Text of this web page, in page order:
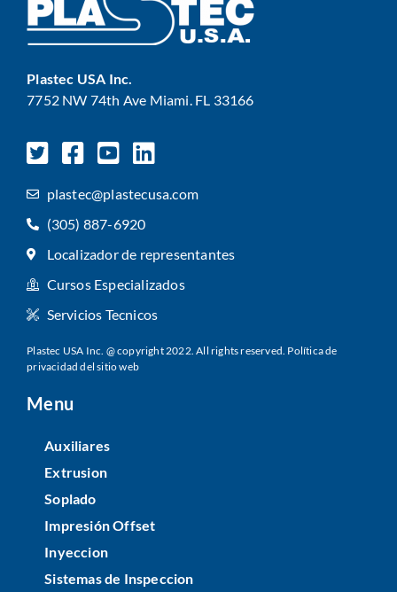
Plastec USA Inc.
7752 NW 74th Ave Miami. FL 33166
plastec@plastecusa.com
(305) 887-6920
Localizador de representantes
Cursos Especializados
Servicios Tecnicos
Plastec USA Inc. @ copyright 2022. All rights reserved. Política de
privacidad del sitio web
Menu
Auxiliares
Extrusion
Soplado
Impresión Offset
Inyeccion
Sistemas de Inspeccion